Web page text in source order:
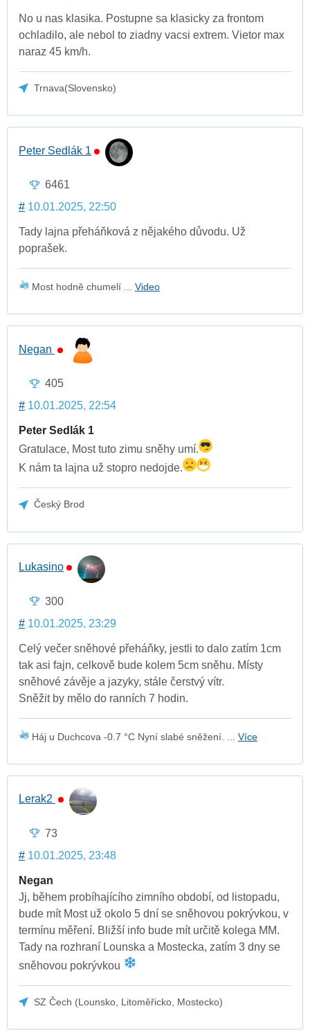
No u nas klasika. Postupne sa klasicky za frontom
ochladilo, ale nebol to ziadny vacsi extrem. Vietor max
naraz 45 km/h.
Trnava(Slovensko)
Peter Sedlák 1
6461
# 10.01.2025, 22:50
Tady lajna přeháňková z nějakého důvodu. Už
poprašek.
Most hodně chumelí ... Video
Negan
405
# 10.01.2025, 22:54
Peter Sedlák 1
Gratulace, Most tuto zimu sněhy umí.
K nám ta lajna už stopro nedojde.
Český Brod
Lukasino
300
# 10.01.2025, 23:29
Celý večer sněhové přeháňky, jestli to dalo zatím 1cm
tak asi fajn, celkově bude kolem 5cm sněhu. Místy
sněhové závěje a jazyky, stále čerstvý vítr.
Sněžit by mělo do ranních 7 hodin.
Háj u Duchcova -0.7 °C Nyní slabé sněžení. ... Více
Lerak2
73
# 10.01.2025, 23:48
Negan
Jj, během probíhajícího zimního období, od listopadu,
bude mít Most už okolo 5 dní se sněhovou pokrývkou, v
termínu měření. Bližší info bude mít určitě kolega MM.
Tady na rozhraní Lounska a Mostecka, zatím 3 dny se
sněhovou pokrývkou
SZ Čech (Lounsko, Litoměřicko, Mostecko)